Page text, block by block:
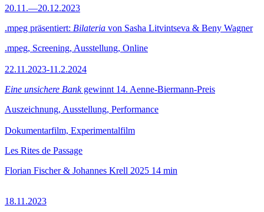
20.11.—20.12.2023
.mpeg präsentiert: Bilateria von Sasha Litvintseva & Beny Wagner
.mpeg, Screening, Ausstellung, Online
22.11.2023-11.2.2024
Eine unsichere Bankgewinnt 14. Aenne-Biermann-Preis
Auszeichnung, Ausstellung, Performance
Dokumentarfilm, Experimentalfilm
Les Rites de Passage
Florian Fischer & Johannes Krell 2025 14 min
18.11.2023